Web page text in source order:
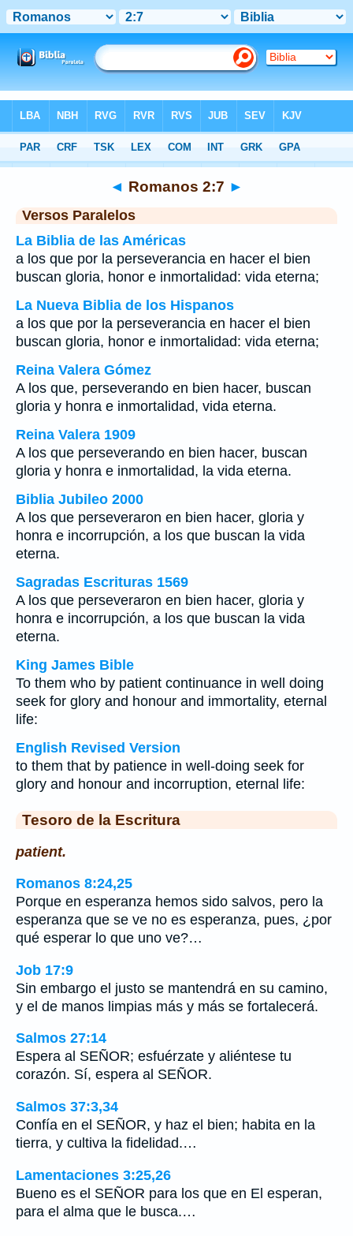
>Romanos Capítulo 2 > Verso 7
◄ Romanos 2:7 ►
Versos Paralelos
La Biblia de las Américas
a los que por la perseverancia en hacer el bien
buscan gloria, honor e inmortalidad: vida eterna;
La Nueva Biblia de los Hispanos
a los que por la perseverancia en hacer el bien
buscan gloria, honor e inmortalidad: vida eterna;
Reina Valera Gómez
A los que, perseverando en bien hacer, buscan
gloria y honra e inmortalidad, vida eterna.
Reina Valera 1909
A los que perseverando en bien hacer, buscan
gloria y honra e inmortalidad, la vida eterna.
Biblia Jubileo 2000
A los que perseveraron en bien hacer, gloria y
honra e incorrupción, a los que buscan la vida
eterna.
Sagradas Escrituras 1569
A los que perseveraron en bien hacer, gloria y
honra e incorrupción, a los que buscan la vida
eterna.
King James Bible
To them who by patient continuance in well doing
seek for glory and honour and immortality, eternal
life:
English Revised Version
to them that by patience in well-doing seek for
glory and honour and incorruption, eternal life:
Tesoro de la Escritura
patient.
Romanos 8:24,25
Porque en esperanza hemos sido salvos, pero la
esperanza que se ve no es esperanza, pues, ¿por
qué esperar lo que uno ve?…
Job 17:9
Sin embargo el justo se mantendrá en su camino,
y el de manos limpias más y más se fortalecerá.
Salmos 27:14
Espera al SEÑOR; esfuérzate y aliéntese tu
corazón. Sí, espera al SEÑOR.
Salmos 37:3,34
Confía en el SEÑOR, y haz el bien; habita en la
tierra, y cultiva la fidelidad.…
Lamentaciones 3:25,26
Bueno es el SEÑOR para los que en El esperan,
para el alma que le busca.…